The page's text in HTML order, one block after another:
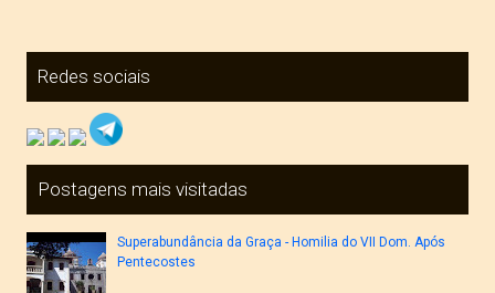
Redes sociais
Postagens mais visitadas
Superabundância da Graça - Homilia do VII Dom. Após
Pentecostes